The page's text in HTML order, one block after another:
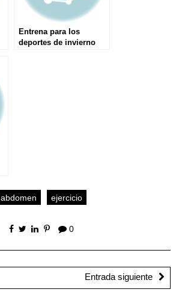
Entrena para los
deportes de invierno
abdomen ejercicio
0
Entrada siguiente